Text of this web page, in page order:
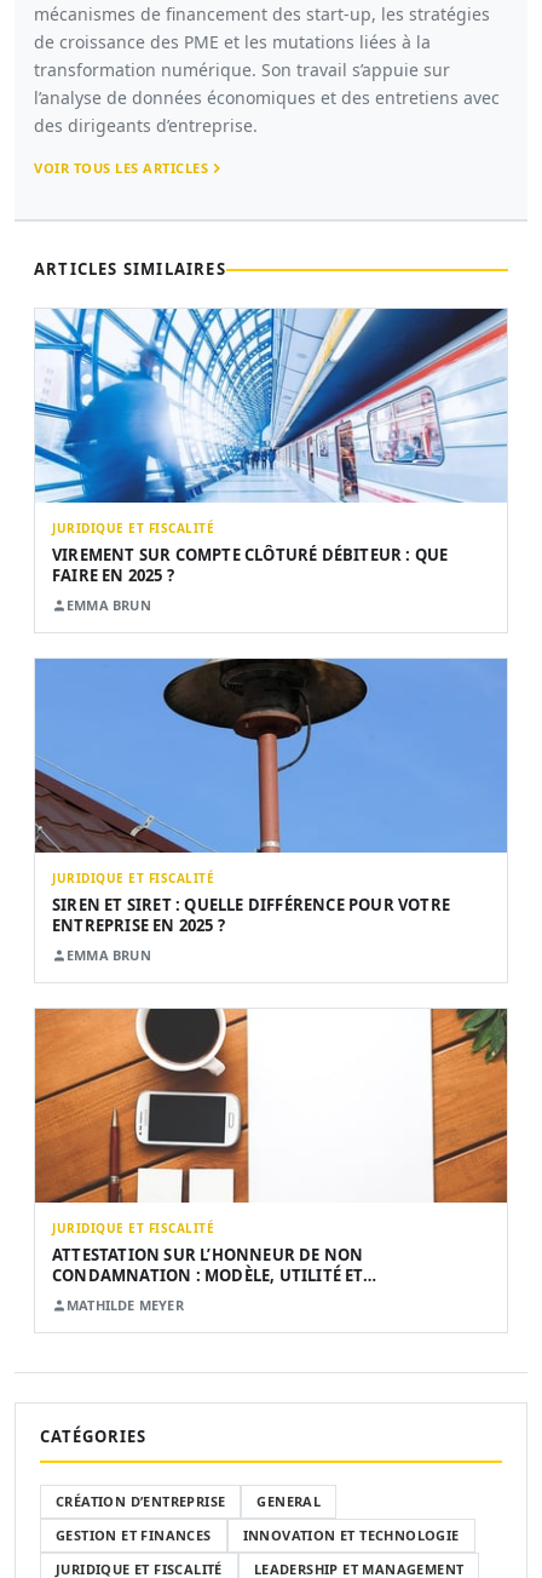
mécanismes de financement des start-up, les stratégies
de croissance des PME et les mutations liées à la
transformation numérique. Son travail s’appuie sur
l’analyse de données économiques et des entretiens avec
des dirigeants d’entreprise.
VOIR TOUS LES ARTICLES
ARTICLES SIMILAIRES
JURIDIQUE ET FISCALITÉ
VIREMENT SUR COMPTE CLÔTURÉ DÉBITEUR : QUE
FAIRE EN 2025 ?
EMMA BRUN
JURIDIQUE ET FISCALITÉ
SIREN ET SIRET : QUELLE DIFFÉRENCE POUR VOTRE
ENTREPRISE EN 2025 ?
EMMA BRUN
JURIDIQUE ET FISCALITÉ
ATTESTATION SUR L’HONNEUR DE NON
CONDAMNATION : MODÈLE, UTILITÉ ET…
MATHILDE MEYER
CATÉGORIES
CRÉATION D’ENTREPRISE
GENERAL
GESTION ET FINANCES
INNOVATION ET TECHNOLOGIE
JURIDIQUE ET FISCALITÉ
LEADERSHIP ET MANAGEMENT